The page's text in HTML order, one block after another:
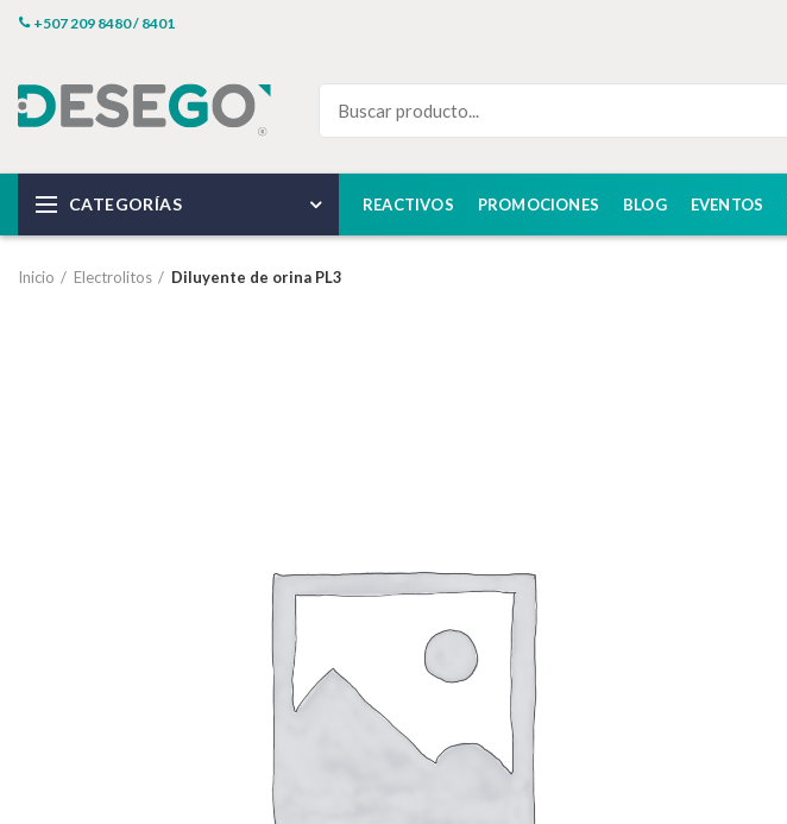
+507 209 8480 / 8401
CATEGORÍAS REACTIVOS PROMOCIONES BLOG EVENTOS
Inicio Electrolitos Diluyente de orina PL3